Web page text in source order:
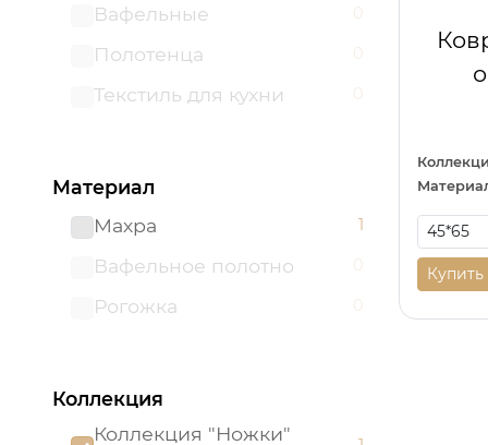
Вафельные 0
Полотенца 0
Текстиль для кухни 0
Материал
Махра
1
Вафельное полотно 0
Рогожка 0
Коллекция
Коллекция "Ножки"
Купить